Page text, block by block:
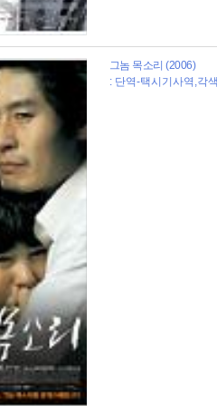
그놈 목소리 (2006)
: 단역-택시기사역,각